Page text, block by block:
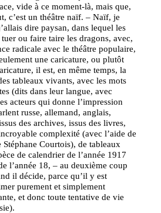
vide à ce moment-là, mais que,
c’est un théâtre naïf. – Naïf, je
dire paysan, dans lequel les
ou faire taire les dragons, avec,
radicale avec le théâtre populaire,
une caricature, ou plutôt
il est, en même temps, la
tableaux vivants, avec les mots
(dits dans leur langue, avec
acteurs qui donne l’impression
russe, allemand, anglais,
des archives, issus des livres,
complexité (avec l’aide de
Courtois), de tableaux
de calendrier de l’année 1917
l’année 18, – au deuxième coup
il décide, parce qu’il y est
purement et simplement
et donc toute tentative de vie